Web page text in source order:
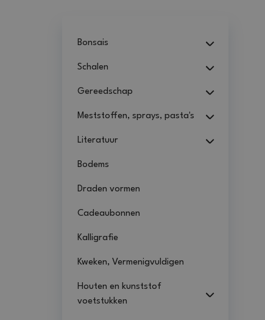
Bonsais
Schalen
Gereedschap
Meststoffen, sprays, pasta's
Literatuur
Bodems
Draden vormen
Cadeaubonnen
Kalligrafie
Kweken, Vermenigvuldigen
Houten en kunststof
voetstukken